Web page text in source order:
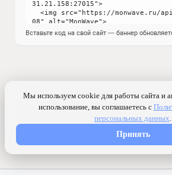
Вставьте код на свой сайт — баннер